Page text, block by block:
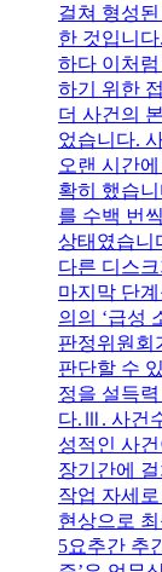
걸쳐 형성
한 것입니
하다 이처
하기 위한
더 사건의
었습니다.
오랜 시간
확히 했습
를 수백 번
상태였습니
다른 디스
마지막 단
의의 ‘급성
판정위원회
판단할 수
정을 설득
다.Ⅲ. 사건
성적인 사
장기간에
작업 자세
현상으로
5요추간 추